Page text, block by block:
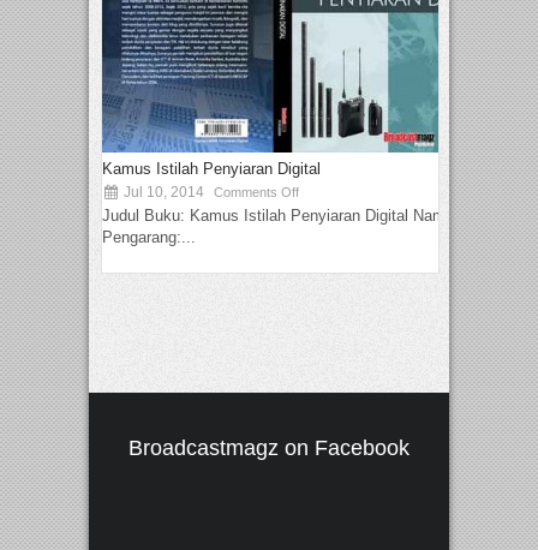
Kamus Istilah Penyiaran Digital
Jul 10, 2014 Comments Off
Judul Buku: Kamus Istilah Penyiaran Digital Nama
Pengarang:...
Broadcastmagz on Facebook